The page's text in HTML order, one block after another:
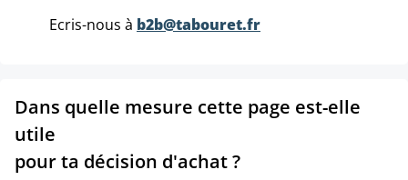
Ecris-nous à b2b@tabouret.fr
Dans quelle mesure cette page est-elle
utile
pour ta décision d'achat ?